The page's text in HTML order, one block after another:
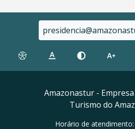
Amazonastur -
Turismo do
Horário de